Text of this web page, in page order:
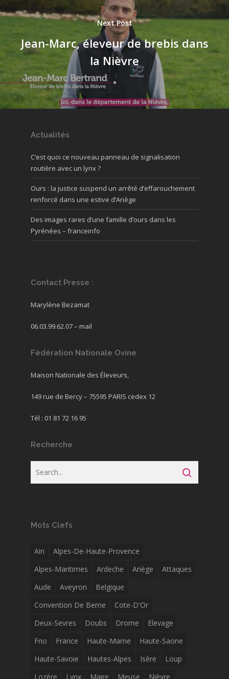
Next Post
Jean-Marc, éleveur de brebis dans
la Nièvre
Actualités
C’est quoi ce nouveau panneau de signalisation
routière avec un lynx ?
Ours : la justice suspend un arrêté d’effarouchement
renforcé dans une estive d’Ariège
Des images rares d’une famille d’ours dans les
Pyrénées – franceinfo
Contact Presse :
Marylène Bezamat
06.03.99.62.07 – mail
Fédération Nationale Ovine
Maison Nationale des Éleveurs,
149 rue de Bercy – 75595 PARIS cedex 12
Tél : 01 81 72 16 95
Recherche
Mots Clefs
Ain
Alpes-De-Haute-Provence
Alpes-Maritimes
Ardeche Ariège
Attaques
Aude
Aveyron
Belgique
Convention De Berne
Cote-D'Or
Deux-Sevres
Doubs Drome
Elevage
Fno
France Haute-Marne
Haute-Saone
Haute-Savoie
Hautes-Alpes Isère
Loup
Lozère
Lynx Maire Meuse Nièvre